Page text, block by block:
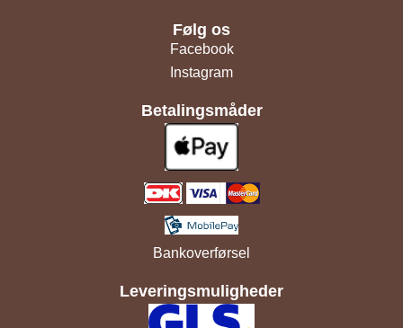
Følg os
Facebook
Instagram
Betalingsmåder
Bankoverførsel
Leveringsmuligheder